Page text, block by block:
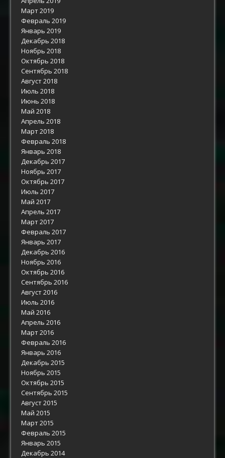
Март 2019
Февраль 2019
Январь 2019
Декабрь 2018
Ноябрь 2018
Октябрь 2018
Сентябрь 2018
Август 2018
Июль 2018
Июнь 2018
Май 2018
Апрель 2018
Март 2018
Февраль 2018
Январь 2018
Декабрь 2017
Ноябрь 2017
Октябрь 2017
Июль 2017
Май 2017
Апрель 2017
Март 2017
Февраль 2017
Январь 2017
Декабрь 2016
Ноябрь 2016
Октябрь 2016
Сентябрь 2016
Август 2016
Июль 2016
Май 2016
Апрель 2016
Март 2016
Февраль 2016
Январь 2016
Декабрь 2015
Ноябрь 2015
Октябрь 2015
Сентябрь 2015
Август 2015
Май 2015
Март 2015
Февраль 2015
Январь 2015
Декабрь 2014